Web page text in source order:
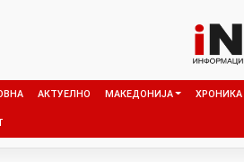
АКТУЕЛНО МАКЕДОНИЈА ХРОНИКА